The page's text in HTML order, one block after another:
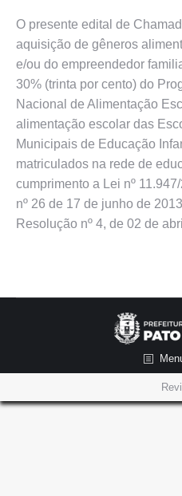
O presente edital de
aquisição de gêneros
e/ou do empreendedor
30% (trinta por cento) do
Nacional de Alimentação
alimentação escolar das
Municipais de Educação
matriculados na rede de
cumprimento a Lei nº
nº 26 de 17 de junho de
Resolução nº 4, de 02 de